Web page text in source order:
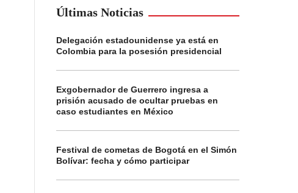
Últimas Noticias
Delegación estadounidense ya está en
Colombia para la posesión presidencial
Exgobernador de Guerrero ingresa a
prisión acusado de ocultar pruebas en
caso estudiantes en México
Festival de cometas de Bogotá en el Simón
Bolívar: fecha y cómo participar